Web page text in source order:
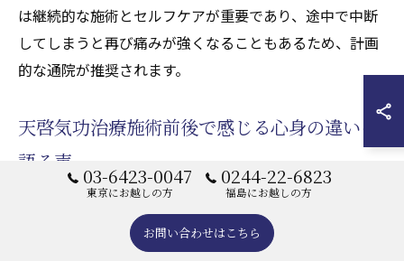
は継続的な施術とセルフケアが重要であり、途中で中断
してしまうと再び痛みが強くなることもあるため、計画
的な通院が推奨されます。
天啓気功治療施術前後で感じる心身の違いを
語る声
天啓気功治療の施術前は「痛みへの不安やイライラが強
かった」「体が重く、気力が湧かなかった」と語る方が
多いです。しかし、施術後には「身体が軽くなり、前向
03-6423-0047
東京にお越しの方
0244-22-6823
福島にお越しの方
お問い合わせはこちら